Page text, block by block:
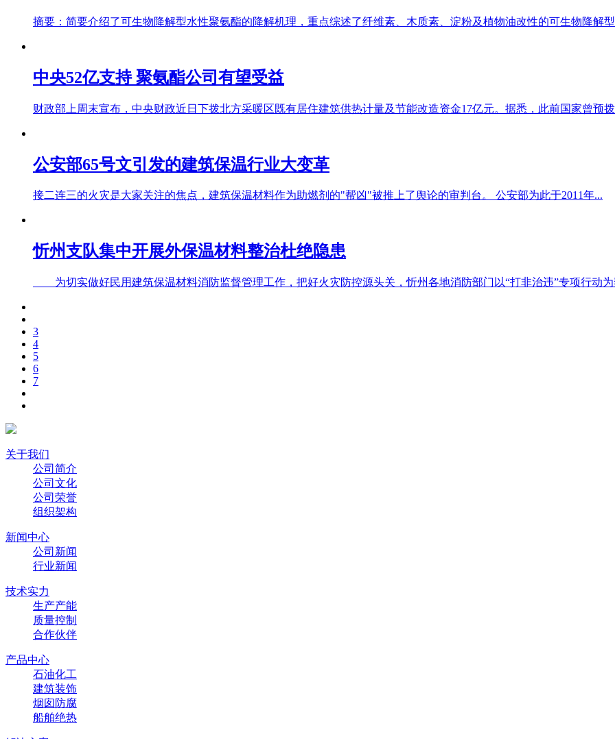
摘要：简要介绍了可生物降解型水性聚氨酯的降解机理，重点综述了纤维素、木质素、淀粉及植物油改性的可生物降解
中央52亿支持 聚氨酯公司有望受益
财政部上周末宣布，中央财政近日下拨北方采暖区既有居住建筑供热计量及节能改造资金17亿元。据悉，此前国家曾预
公安部65号文引发的建筑保温行业大变革
接二连三的火灾是大家关注的焦点，建筑保温材料作为助燃剂的"帮凶"被推上了舆论的审判台。 公安部为此于2011年...
忻州支队集中开展外保温材料整治杜绝隐患
为切实做好民用建筑保温材料消防监督管理工作，把好火灾防控源头关，忻州各地消防部门以“打非治违”专项行动为
3
4
5
6
7
关于我们
公司简介
公司文化
公司荣誉
组织架构
新闻中心
公司新闻
行业新闻
技术实力
生产产能
质量控制
合作伙伴
产品中心
石油化工
建筑装饰
烟囱防腐
船舶绝热